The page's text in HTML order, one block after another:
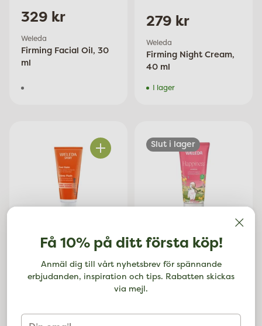
Få 10% på ditt första köp!
Anmäl dig till vårt nyhetsbrev för spännande
erbjudanden, inspiration och tips. Rabatten skickas
via mejl.
Din
329 kr
Weleda
Firming Facial Oil, 30
ml
279 kr
Weleda
Firming Night Cream,
40 ml
I lager
Antal
129 kr
Weleda
Foot Balm, 75 ml
Slut i lager
99 kr
Weleda
Happiness Shower Gel